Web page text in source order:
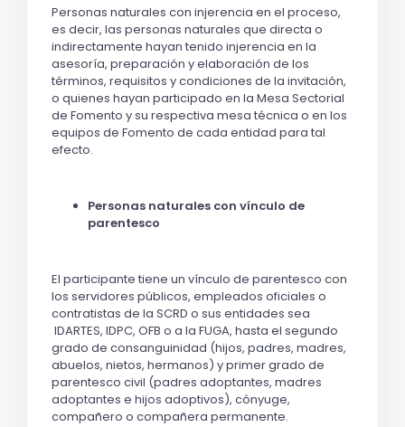
Personas naturales con injerencia en el proceso,
es decir, las personas naturales que directa o
indirectamente hayan tenido injerencia en la
asesoría, preparación y elaboración de los
términos, requisitos y condiciones de la invitación,
o quienes hayan participado en la Mesa Sectorial
de Fomento y su respectiva mesa técnica o en los
equipos de Fomento de cada entidad para tal
efecto.
Personas naturales con vínculo de
parentesco
El participante tiene un vínculo de parentesco con
los servidores públicos, empleados oficiales o
contratistas de la SCRD o sus entidades sea
IDARTES, IDPC, OFB o a la FUGA, hasta el segundo
grado de consanguinidad (hijos, padres, madres,
abuelos, nietos, hermanos) y primer grado de
parentesco civil (padres adoptantes, madres
adoptantes e hijos adoptivos), cónyuge,
compañero o compañera permanente.